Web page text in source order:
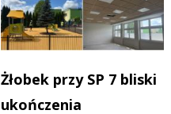
Żłobek przy SP 7 bliski
ukończenia